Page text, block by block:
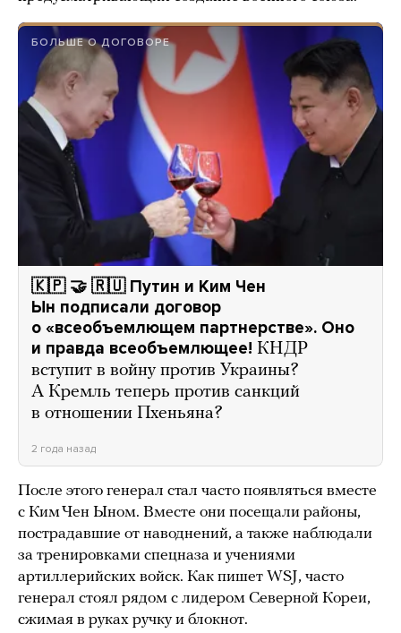
БОЛЬШЕ О ДОГОВОРЕ
🇰🇵 🤝 🇷🇺 Путин и Ким Чен
Ын подписали договор
о «всеобъемлющем партнерстве». Оно
и правда всеобъемлющее! КНДР
вступит в войну против Украины?
А Кремль теперь против санкций
в отношении Пхеньяна?
2 года назад
После этого генерал стал часто появляться вместе
с Ким Чен Ыном. Вместе они посещали районы,
пострадавшие от наводнений, а также наблюдали
за тренировками спецназа и учениями
артиллерийских войск. Как пишет WSJ, часто
генерал стоял рядом с лидером Северной Кореи,
сжимая в руках ручку и блокнот.